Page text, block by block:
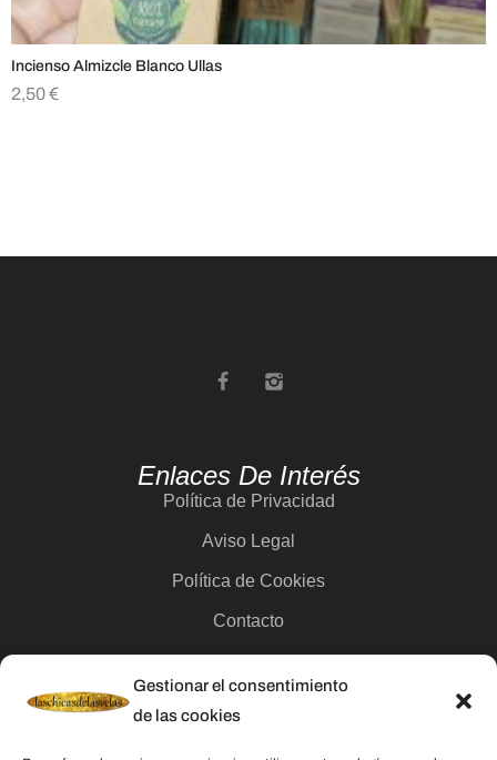
Gestionar el consentimiento
de las cookies
Incienso Almizcle Blanco Ullas
2,50€
Enlaces De Interés
Política de Privacidad
Aviso Legal
Política de Cookies
Contacto
Categorías
Velas